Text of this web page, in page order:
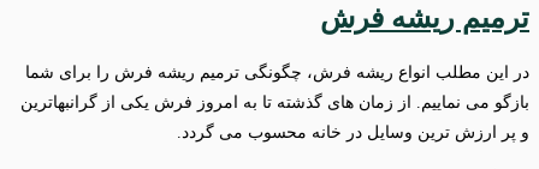
ترمیم ریشه فرش
در این مطلب انواع ریشه فرش، چگونگی ترمیم ریشه فرش را برای شما
بازگو می نماییم. از زمان های گذشته تا به امروز فرش یکی از گرانبهاترین
و پر ارزش ترین وسایل در خانه محسوب می گردد.